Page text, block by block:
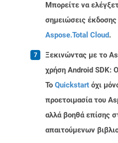
Μπορείτε να
σημειώσεις
Aspose.Total Cloud.
Ξεκινώντας με το
χρήση Android SDK:
Το Quickstart όχι
προετοιμασία του
αλλά βοηθά επίσης
απαιτούμενων